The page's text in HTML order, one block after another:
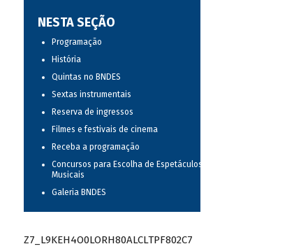
NESTA SEÇÃO
Programação
História
Quintas no BNDES
Sextas instrumentais
Reserva de ingressos
Filmes e festivais de cinema
Receba a programação
Concursos para Escolha de Espetáculos
Musicais
Galeria BNDES
Z7_L9KEH4O0LORH80ALCLTPF802C7